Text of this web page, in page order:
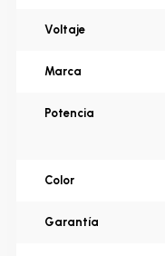
Voltaje
Marca
Potencia
Color
Garantía